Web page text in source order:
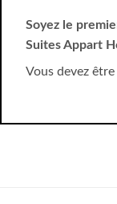
Soyez le
Suites Appart
Vous devez être